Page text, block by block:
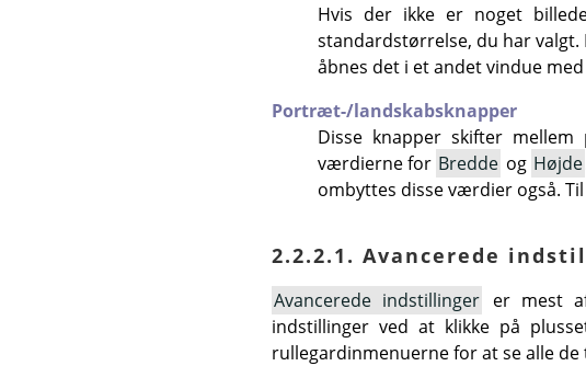
Hvis der ikke er noget
standardstørrelse, du har
åbnes det i et andet vindue
Portræt-/landskabsknapper
Disse knapper skifter
værdierne for Bredde og Højde
ombyttes disse værdier også.
2.2.2.1. Avancerede
Avancerede indstillinger er mest
indstillinger ved at klikke på
rullegardinmenuerne for at se alle